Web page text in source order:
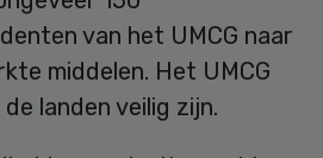
van het UMCG naar
middelen. Het UMCG
landen veilig zijn.